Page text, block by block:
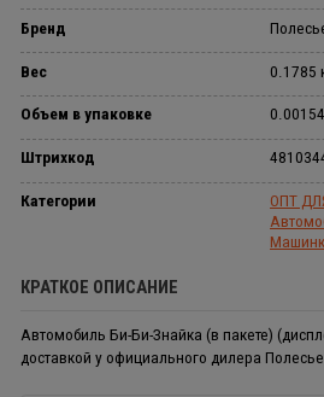
Бренд
Вес 0.1785
Объем в упаковке
Штрихкод
Категории
ОПТ
КРАТКОЕ ОПИСАНИЕ
Автомобиль Би-Би-Знайка (в пакете)
доставкой у официального дилера Полесье